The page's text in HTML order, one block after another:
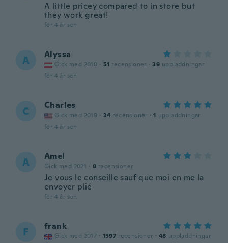
A little pricey compared to in store but
they work great!
för 4 år sen
A Alyssa
Gick med 2018 · 51 recensioner · 39 uppladdningar
för 4 år sen
C Charles
Gick med 2019 · 34 recensioner · 1 uppladdningar
för 4 år sen
A Amel
Gick med 2021 · 8 recensioner
Je vous le conseille sauf que moi en me la
envoyer plié
för 4 år sen
F frank
Gick med 2017 · 1597 recensioner · 48 uppladdningar